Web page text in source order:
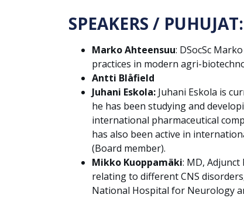
SPEAKERS / PUHUJAT:
Marko Ahteensuu: DSocSc
practices in modern agri-
Antti Blåfield
Juhani Eskola: Juhani Eskola is
he has been studying and
international pharmaceutical
has also been active in
(Board member).
Mikko Kuoppamäki: MD,
relating to different CNS
National Hospital for Neurology